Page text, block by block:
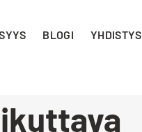
BLOGI YHDISTYS